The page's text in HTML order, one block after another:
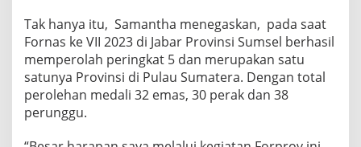
Tak hanya itu, Samantha menegaskan, pada saat
Fornas ke VII 2023 di Jabar Provinsi Sumsel berhasil
memperolah peringkat 5 dan merupakan satu
satunya Provinsi di Pulau Sumatera. Dengan total
perolehan medali 32 emas, 30 perak dan 38
perunggu.